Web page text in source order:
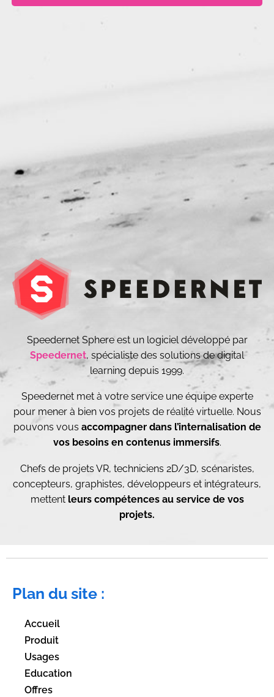
Speedernet Sphere est un logiciel développé par
Speedernet, spécialiste des solutions de digital
learning depuis 1999.
Speedernet met à votre service une équipe experte
pour mener à bien vos projets de réalité virtuelle. Nous
pouvons vous accompagner dans l’internalisation de
vos besoins en contenus immersifs.
Chefs de projets VR, techniciens 2D/3D, scénaristes,
concepteurs, graphistes, développeurs et intégrateurs,
mettentleurs compétences au service de vos
projets.
Plan du site :
Accueil
Produit
Usages
Education
Offres